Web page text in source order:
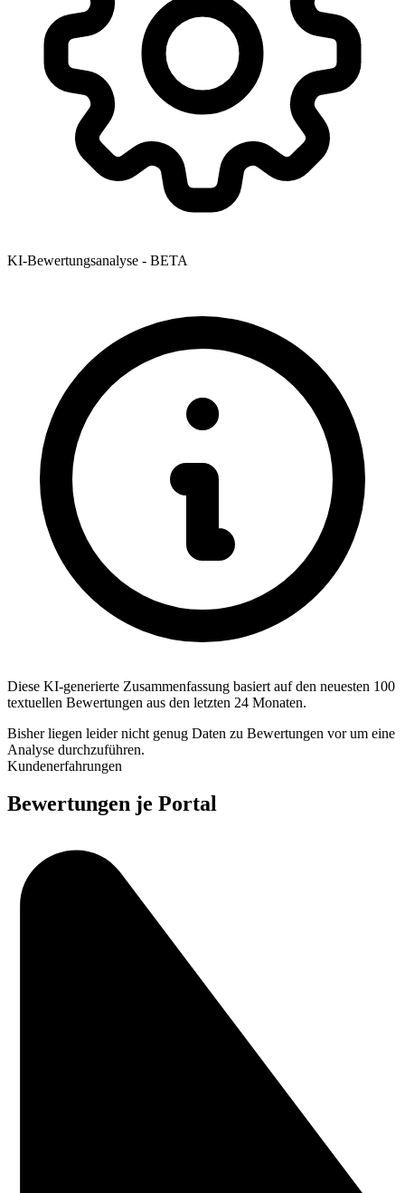
KI-Bewertungsanalyse - BETA
Diese KI-generierte Zusammenfassung basiert auf den neuesten 100
textuellen Bewertungen aus den letzten 24 Monaten.
Bisher liegen leider nicht genug Daten zu Bewertungen vor um eine
Analyse durchzuführen.
Kundenerfahrungen
Bewertungen je Portal